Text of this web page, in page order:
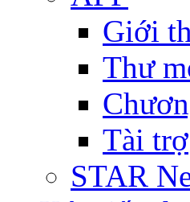
Giới
Thư
Tài trợ
STAR